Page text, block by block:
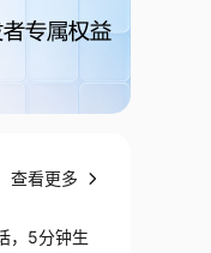
查看更多
，5分钟生